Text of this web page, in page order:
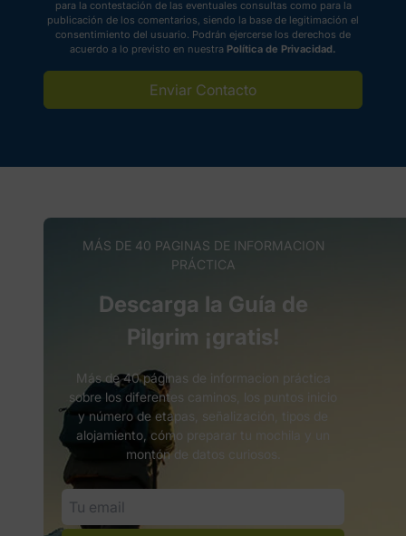
para la contestación de las eventuales consultas como para la
publicación de los comentarios, siendo la base de legitimación el
consentimiento del usuario. Podrán ejercerse los derechos de
acuerdo a lo previsto en nuestra Política de Privacidad.
Enviar Contacto
MÁS DE 40 PAGINAS DE INFORMACION
PRÁCTICA
Descarga la Guía de
Pilgrim ¡gratis!
Más de 40 páginas de informacion práctica
sobre los diferentes caminos, los puntos inicio
y número de etapas, señalización, tipos de
alojamiento, cómo preparar tu mochila y un
montón de datos curiosos.